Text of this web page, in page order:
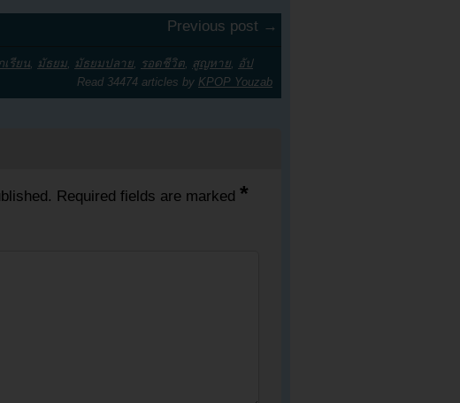
Previous post →
เรียน, มัธยม, มัธยมปลาย, รอดชีวิต, สูญหาย, อัป
Read 34474 articles by KPOP Youzab
Required fields are marked *